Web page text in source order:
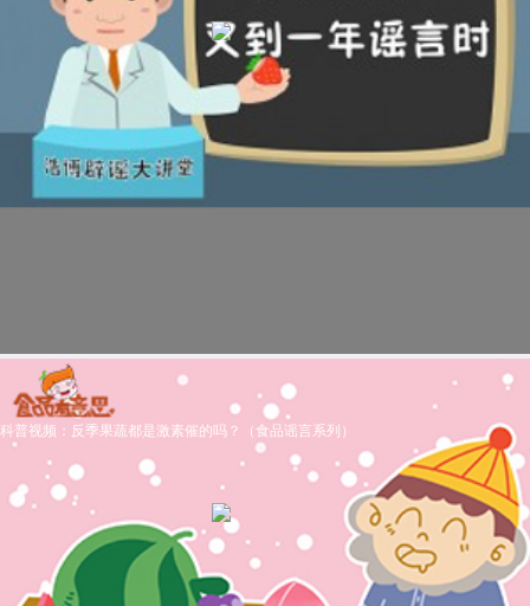
科普视频：反季果蔬都是激素催的吗？（食品谣言系列）